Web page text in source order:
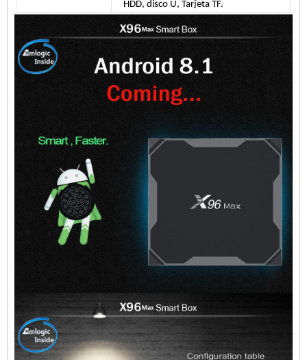
HDD, disco U, Tarjeta TF.